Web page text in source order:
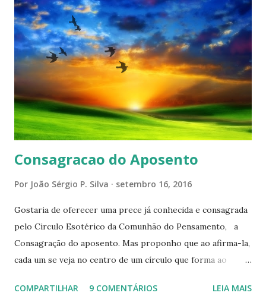
Consagracao do Aposento
Por João Sérgio P. Silva setembro 16, 2016
Gostaria de oferecer uma prece já conhecida e consagrada
pelo Circulo Esotérico da Comunhão do Pensamento, a
Consagração do aposento. Mas proponho que ao afirma-la,
cada um se veja no centro de um círculo que forma ao
cada um de nós mesmos. Um círculo que cresce e se
COMPARTILHAR 9 COMENTÁRIOS LEIA MAIS